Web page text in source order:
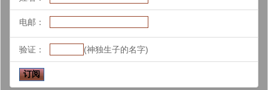
电邮：
验证： (神独生子的名字)